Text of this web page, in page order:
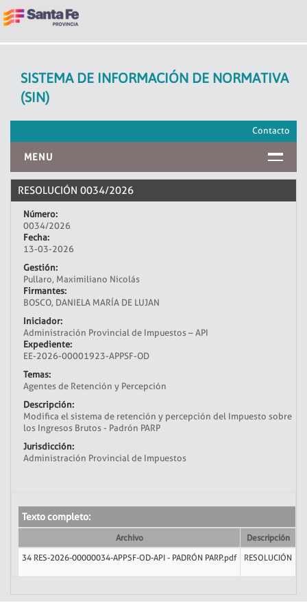
SISTEMA DE INFORMACIÓN DE NORMATIVA
(SIN)
Contacto
MENU
INICIO
RESOLUCIÓN 0034/2026
Número:
0034/2026
Fecha:
13-03-2026
Gestión:
Pullaro, Maximiliano Nicolás
Firmantes:
BOSCO, DANIELA MARÍA DE LUJAN
Iniciador:
Administración Provincial de Impuestos – API
Expediente:
EE-2026-00001923-APPSF-OD
Temas:
Agentes de Retención y Percepción
Descripción:
Modifica el sistema de retención y percepción del Impuesto sobre
los Ingresos Brutos - Padrón PARP
Jurisdicción:
Administración Provincial de Impuestos
Texto completo:
Archivo Descripción
34 RES-2026-00000034-APPSF-OD-API - PADRÓN PARP.pdf
RESOLUCIÓN